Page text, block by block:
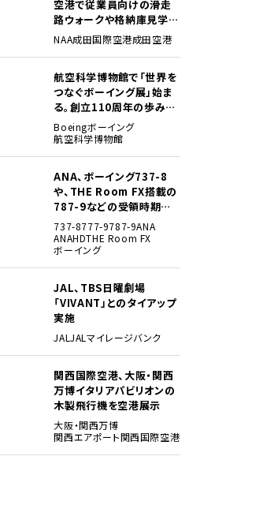
空港で従業員向けの滑走
路ウォークや格納庫見学イ
ベントを初開催
NAA成田国際空港成田空港
航空科学博物館で「世界を
つなぐボーイング展」始ま
る。創立110周年の歩みを
貴重な資料でたどる
Boeingボーイング
航空科学博物館
ANA、ボーイング737-8
や、THE Room FX搭載の
787-9などの受領時期見
込みを明らかに
737-8777-9787-9ANA
ANAHDTHE Room FX
ボーイング
JAL、TBS日曜劇場
「VIVANT」とのタイアップ
実施
JALJALマイレージバンク
関西国際空港、大阪・関西
万博イタリアパビリオンの
木製飛行機を空港展示
大阪・関西万博
関西エアポート関西国際空港